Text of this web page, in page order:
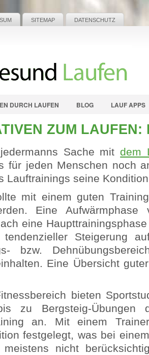
SITEMAP DATENSCHUTZ
DURCH LAUFEN BLOG LAUF APPS
ZUM LAUFEN:
Sache mit dem
für jeden Menschen noch
Lauftrainings seine
mit einem guten
Eine
eine
Steigerung
bzw.
Eine Übersicht
bieten
zu Bergsteig-Übungen
an. Mit einem
festgelegt, was bei
meistens nicht